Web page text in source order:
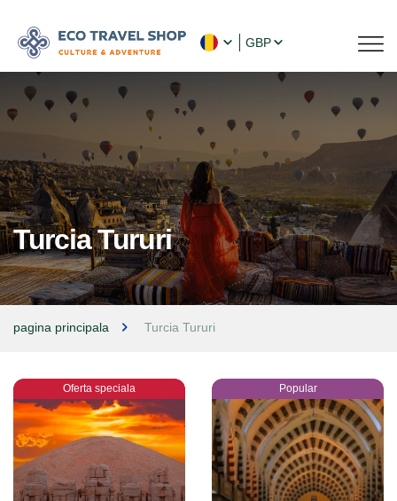
GBP
Turcia Tururi
pagina principala Turcia Tururi
Oferta speciala Popular